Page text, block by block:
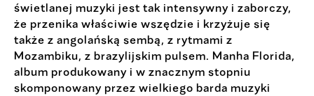
świetlanej muzyki jest tak intensywny i zaborczy,
że przenika właściwie wszędzie i krzyżuje się
także z angolańską sembą, z rytmami z
Mozambiku, z brazylijskim pulsem. Manha Florida,
album produkowany i w znacznym stopniu
skomponowany przez wielkiego barda muzyki